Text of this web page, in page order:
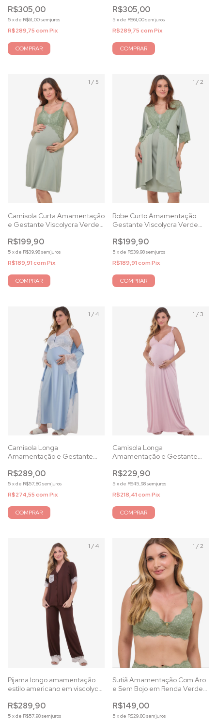
R$305,00
5 xde R$61,00sem juros
R$289,75comPix
COMPRAR
R$305,00
5 xde R$61,00sem juros
R$289,75comPix
COMPRAR
1 / 5
Camisola Curta Amamentação
e Gestante Viscolycra Verde
R$199,90
5 xde R$39,98sem juros
R$189,91comPix
COMPRAR
1 /2
Robe Curto Amamentação
Gestante Viscolycra Verde
R$199,90
5 xde R$39,98sem juros
R$189,91comPix
COMPRAR
1 /4
Camisola Longa
Amamentação e Gestante
R$289,00
5 xde R$57,80sem juros
R$274,55comPix
COMPRAR
1 /3
Camisola Longa
Amamentação e Gestante
R$229,90
5 xde R$45,98sem juros
R$218,41comPix
COMPRAR
1 /4
Pijama longo amamentação
estilo americano em viscolycra
R$289,90
5 xde R$57,98sem juros
1 /2
Sutiã Amamentação Com Aro
e Sem Bojo em Renda Verde
R$149,00
5 xde R$29,80sem juros